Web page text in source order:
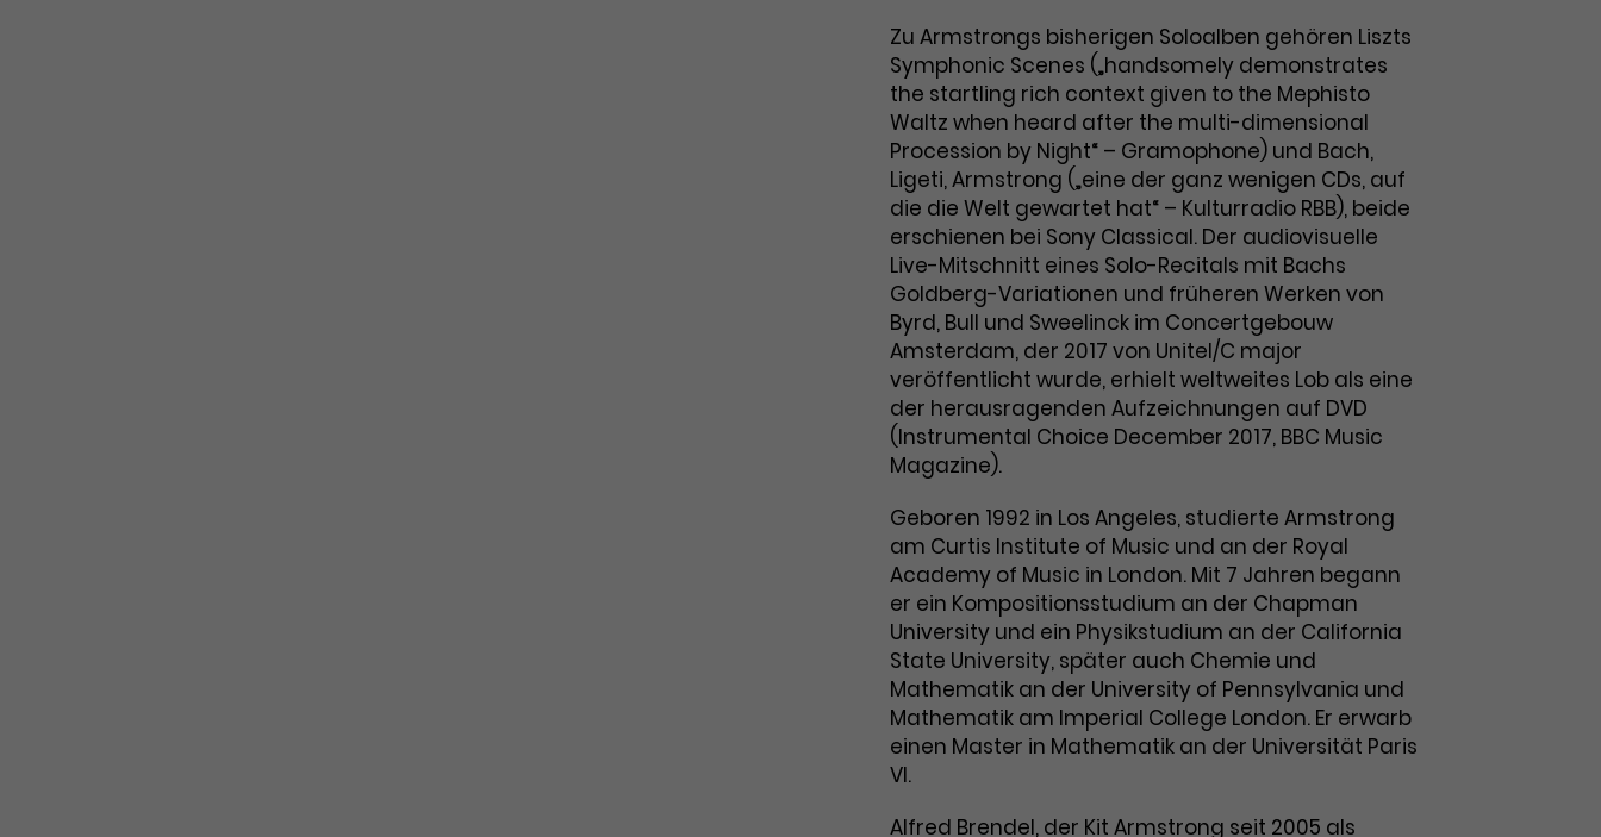
Zu Armstrongs bisherigen Soloalben gehören Liszts
Symphonic Scenes („handsomely demonstrates
the startling rich context given to the Mephisto
Waltz when heard after the multi-dimensional
Procession by Night“ – Gramophone) und Bach,
Ligeti, Armstrong („eine der ganz wenigen CDs, auf
die die Welt gewartet hat“ – Kulturradio RBB), beide
erschienen bei Sony Classical. Der audiovisuelle
Live-Mitschnitt eines Solo-Recitals mit Bachs
Goldberg-Variationen und früheren Werken von
Byrd, Bull und Sweelinck im Concertgebouw
Amsterdam, der 2017 von Unitel/C major
veröffentlicht wurde, erhielt weltweites Lob als eine
der herausragenden Aufzeichnungen auf DVD
(Instrumental Choice December 2017, BBC Music
Magazine).
Geboren 1992 in Los Angeles, studierte Armstrong
am Curtis Institute of Music und an der Royal
Academy of Music in London. Mit 7 Jahren begann
er ein Kompositionsstudium an der Chapman
University und ein Physikstudium an der California
State University, später auch Chemie und
Mathematik an der University of Pennsylvania und
Mathematik am Imperial College London. Er erwarb
einen Master in Mathematik an der Universität Paris
VI.
Alfred Brendel, der Kit Armstrong seit 2005 als